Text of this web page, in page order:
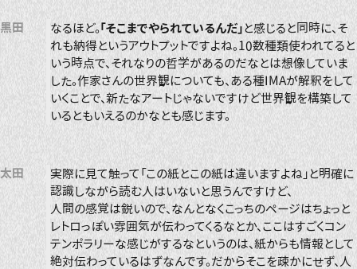
黒田 なるほど。「そこまでやられているんだ」と感じると同時に、そ
れも納得というアウトプットですよね。10数種類使われてると
いう時点で、それなりの哲学があるのだなとは想像していま
した。作家さんの世界観についても、ある種IMAが解釈をして
いくことで、新たなアートじゃないですけど世界観を構築して
いるともいえるのかなとも感じます。
太田
実際に見て触って「この紙とこの紙は違いますよね」と明確に
認識しながら読む人はいないと思うんですけど、
人間の感覚は鋭いので、なんとなくこっちのページはちょっと
レトロっぽい雰囲気が伝わってくるなとか、ここはすごくコン
テンポラリーな感じがするなというのは、紙からも情報として
絶対伝わっているはずなんです。だからそこを疎かにせず、人